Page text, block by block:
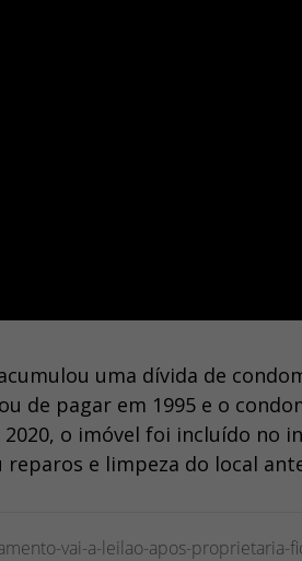
uma dívida de
de pagar em 1995 e o
o imóvel foi incluído no
e limpeza do local
vai-a-leilao-apos-proprietaria-